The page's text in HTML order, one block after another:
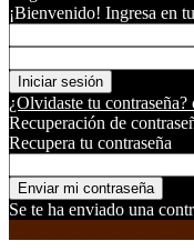
¡Bienvenido! Ingresa en
¿Olvidaste tu contraseña?
Recuperación de
Recupera tu contraseña
Se te ha enviado una